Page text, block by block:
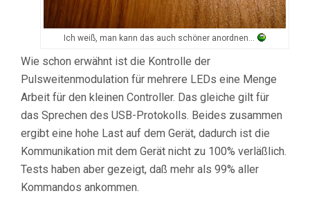
Ich weiß, man kann das auch schöner anordnen…
Wie schon erwähnt ist die Kontrolle der
Pulsweitenmodulation für mehrere LEDs eine Menge
Arbeit für den kleinen Controller. Das gleiche gilt für
das Sprechen des USB-Protokolls. Beides zusammen
ergibt eine hohe Last auf dem Gerät, dadurch ist die
Kommunikation mit dem Gerät nicht zu 100% verläßlich.
Tests haben aber gezeigt, daß mehr als 99% aller
Kommandos ankommen.